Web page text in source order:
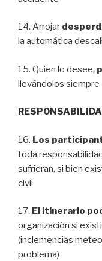
14. Arrojar
la automática
15. Quien lo desee,
llevándolos siempre
16. Los
toda
sufrieran, si bien
civil
17. El itinerario
organización si
(inclemencias
problema)